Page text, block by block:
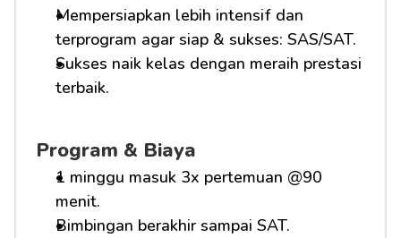
Mempersiapkan lebih intensif dan
terprogram agar siap & sukses: SAS/SAT.
Sukses naik kelas dengan meraih prestasi
terbaik.
Program & Biaya
1 minggu masuk 3x pertemuan @90
menit.
Bimbingan berakhir sampai SAT.